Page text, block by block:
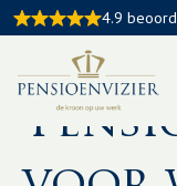
4.9